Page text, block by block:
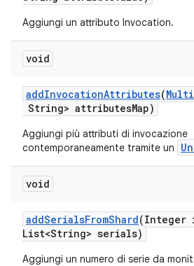
Aggiungi un attributo Invocation.
void
addInvocationAttributes(Multi
String> attributesMap)
Aggiungi più attributi di invocazione
contemporaneamente tramite un
void
addSerialsFromShard(Integer
List<String> serials)
Aggiungi un numero di serie da